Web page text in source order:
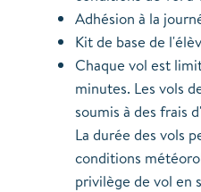
Adhésion à la
Kit de base de
Chaque vol est
minutes. Les vols
soumis à des frais
La durée des vols
conditions
privilège de vol en